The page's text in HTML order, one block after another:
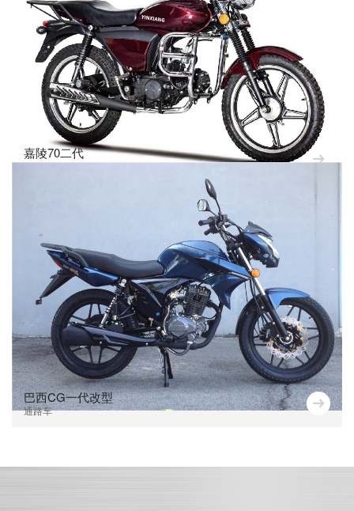
嘉陵70二代
通路车
巴西CG一代改型
通路车